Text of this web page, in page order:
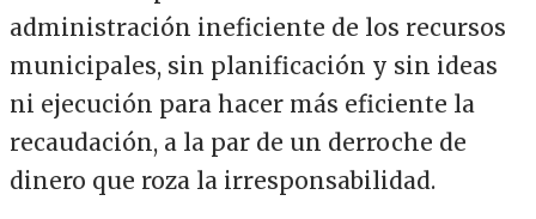
administración ineficiente de los recursos
municipales, sin planificación y sin ideas
ni ejecución para hacer más eficiente la
recaudación, a la par de un derroche de
dinero que roza la irresponsabilidad.